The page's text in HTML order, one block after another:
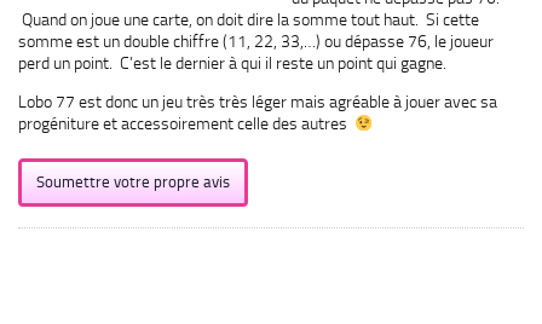
Quand on joue une carte, on doit dire la somme tout haut. Si cette
somme est un double chiffre (11, 22, 33,…) ou dépasse 76, le joueur
perd un point. C’est le dernier à qui il reste un point qui gagne.
Lobo 77 est donc un jeu très très léger mais agréable à jouer avec sa
progéniture et accessoirement celle des autres
Soumettre votre propre avis